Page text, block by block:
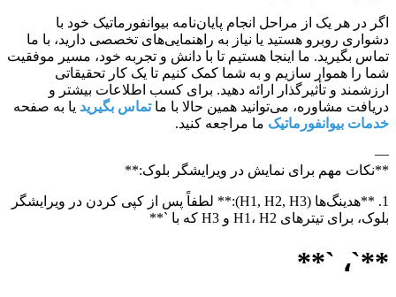
اگر در هر یک از مراحل انجام پایان‌نامه بیوانفورماتیک خود با
دشواری روبرو هستید یا نیاز به راهنمایی‌های تخصصی دارید، با ما
تماس بگیرید. ما اینجا هستیم تا با دانش و تجربه خود، مسیر موفقیت
شما را هموار سازیم و به شما کمک کنیم تا یک کار تحقیقاتی
ارزشمند و تأثیرگذار ارائه دهید. برای کسب اطلاعات بیشتر و
دریافت مشاوره، می‌توانید همین حالا با ماتماس بگیرید یا به صفحه
خدمات بیوانفورماتیک ما مراجعه کنید.
—
**نکات مهم برای نمایش در ویرایشگر بلوک:**
1. **هدینگ‌ها (H1, H2, H3):** لطفاً پس از کپی کردن در ویرایشگر
بلوک، برای تیترهای H1، H2 و H3 که با `**
**`، `**